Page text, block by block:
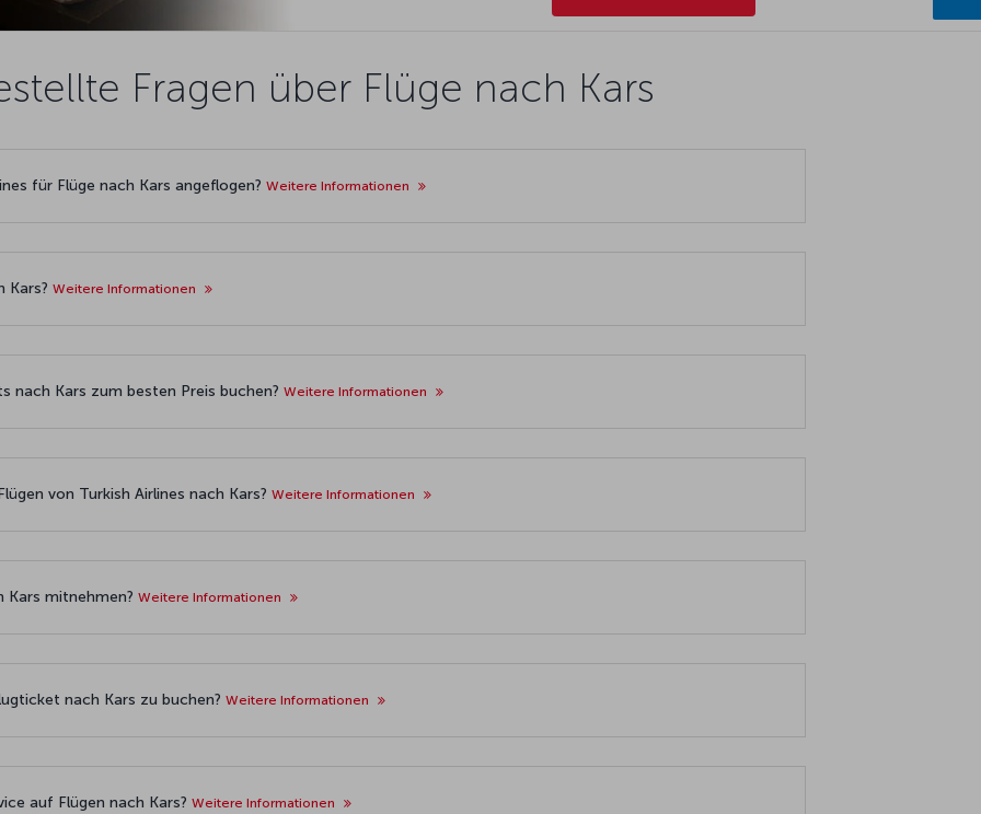
Fragen über Flüge nach Kars
für Flüge nach Kars angeflogen? Weitere Informationen
Kars? Weitere Informationen
nach Kars zum besten Preis buchen? Weitere Informationen
von Turkish Airlines nach Kars? Weitere Informationen
Kars mitnehmen? Weitere Informationen
nach Kars zu buchen? Weitere Informationen
auf Flügen nach Kars? Weitere Informationen